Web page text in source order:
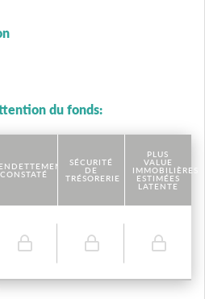
du fonds:
ENDETTEMENT
CONSTATÉ
SÉCURITÉ
DE
TRÉSORERIE
PLUS
VALUE
IMMOBILIÈRES
ESTIMÉES
LATENTE